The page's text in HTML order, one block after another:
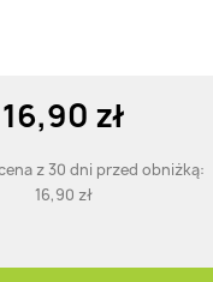
16,90 zł
z 30 dni przed obniżką:
16,90 zł